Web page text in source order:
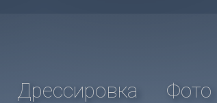
Дрессировка Фото